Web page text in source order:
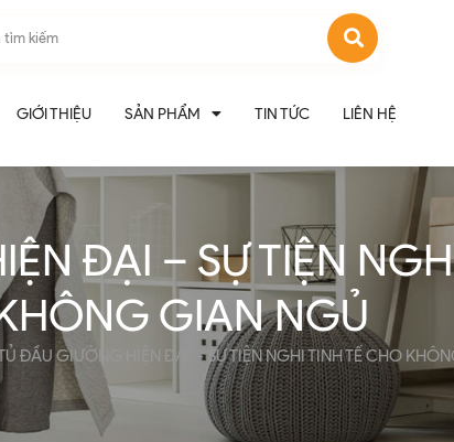
GIỚI THIỆU SẢN PHẨM TIN TỨC LIÊN HỆ
ĐẠI – SỰ TIỆN
GIAN NGỦ
ĐẦU GIƯỜNG HIỆN ĐẠI – SỰ TIỆN NGHI TINH TẾ CHO